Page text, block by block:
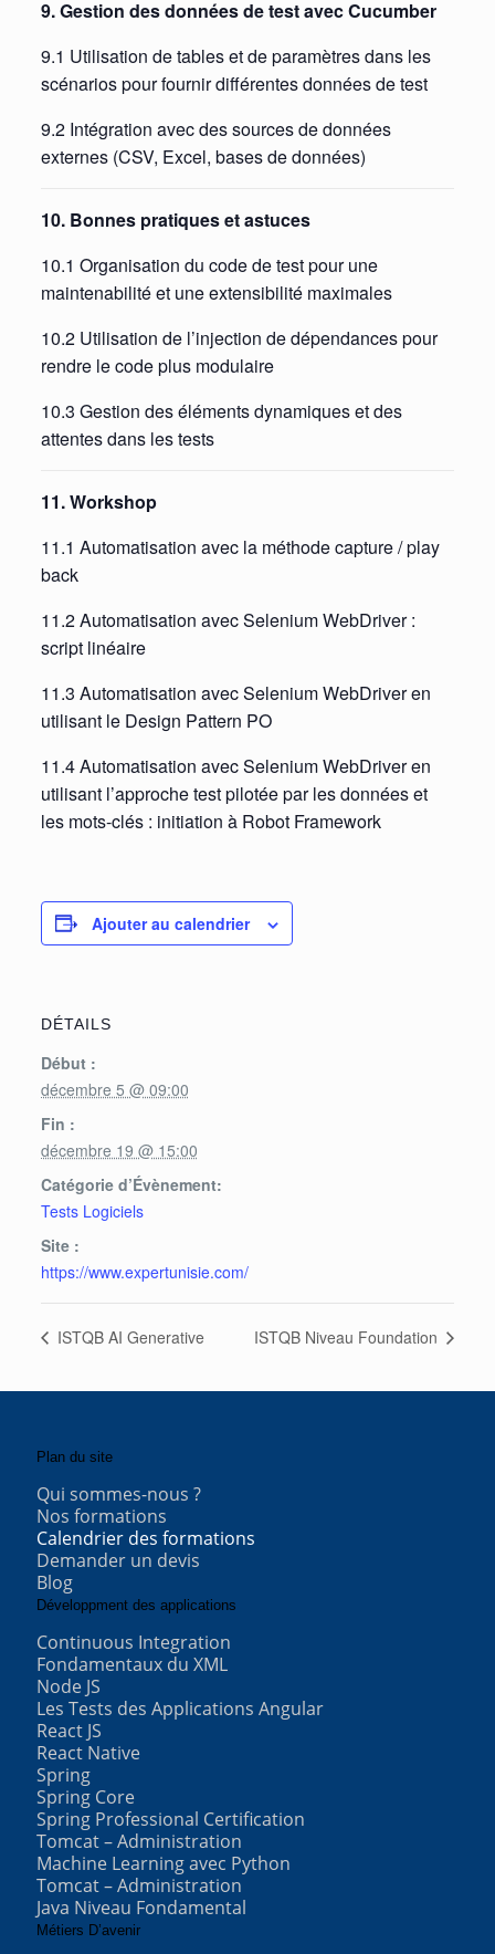
9. Gestion des données de test avec Cucumber
9.1 Utilisation de tables et de paramètres dans les
scénarios pour fournir différentes données de test
9.2 Intégration avec des sources de données
externes (CSV, Excel, bases de données)
10. Bonnes pratiques et astuces
10.1 Organisation du code de test pour une
maintenabilité et une extensibilité maximales
10.2 Utilisation de l’injection de dépendances pour
rendre le code plus modulaire
10.3 Gestion des éléments dynamiques et des
attentes dans les tests
11. Workshop
11.1 Automatisation avec la méthode capture / play
back
11.2 Automatisation avec Selenium WebDriver :
script linéaire
11.3 Automatisation avec Selenium WebDriver en
utilisant le Design Pattern PO
11.4 Automatisation avec Selenium WebDriver en
utilisant l’approche test pilotée par les données et
les mots-clés : initiation à Robot Framework
Ajouter au calendrier
DÉTAILS
Début :
décembre 5 @ 09:00
Fin :
décembre 19 @ 15:00
Catégorie d’Évènement:
Tests Logiciels
Site :
https://www.expertunisie.com/
ISTQB AI Generative ISTQB Niveau Foundation
Plan du site
Qui sommes-nous ?
Nos formations
Calendrier des formations
Demander un devis
Blog
Développment des applications
Continuous Integration
Fondamentaux du XML
Node JS
Les Tests des Applications Angular
React JS
React Native
Spring
Spring Core
Spring Professional Certification
Tomcat – Administration
Machine Learning avec Python
Tomcat – Administration
Java Niveau Fondamental
Métiers D’avenir